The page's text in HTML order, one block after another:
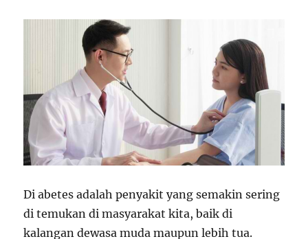
Di abetes adalah penyakit yang semakin sering
di temukan di masyarakat kita, baik di
kalangan dewasa muda maupun lebih tua.